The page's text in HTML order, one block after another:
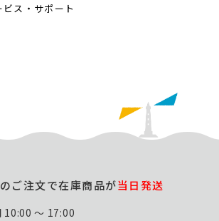
ビス・サポート
ご注文で在庫商品が当日発送
～ 17:00